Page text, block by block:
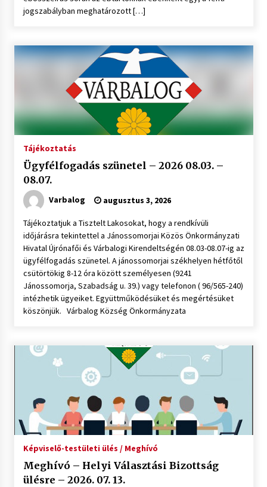
jogszabályban meghatározott […]
Tájékoztatás
Ügyfélfogadás szünetel – 2026 08.03. –
08.07.
Varbalog augusztus 3, 2026
Tájékoztatjuk a Tisztelt Lakosokat, hogy a rendkívüli
időjárásra tekintettel a Jánossomorjai Közös Önkormányzati
Hivatal Újrónafői és Várbalogi Kirendeltségén 08.03-08.07-ig az
ügyfélfogadás szünetel. A jánossomorjai székhelyen hétfőtől
csütörtökig 8-12 óra között személyesen (9241
Jánossomorja, Szabadság u. 39.) vagy telefonon ( 96/565-240)
intézhetik ügyeiket. Együttműködésüket és megértésüket
köszönjük. Várbalog Község Önkormányzata
Képviselő-testületi ülés / Meghívó
Meghívó – Helyi Választási Bizottság
ülésre – 2026. 07. 13.